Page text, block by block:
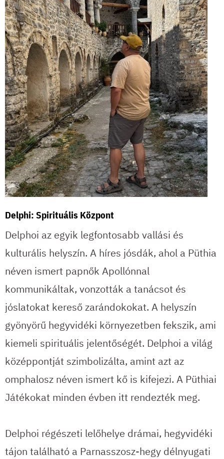
Delphi: Spirituális Központ
Delphoi az egyik legfontosabb vallási és
kulturális helyszín. A híres jósdák, ahol a Püthia
néven ismert papnők Apollónnal
kommunikáltak, vonzották a tanácsot és
jóslatokat kereső zarándokokat. A helyszín
gyönyörű hegyvidéki környezetben fekszik, ami
kiemeli spirituális jelentőségét. Delphoi a világ
középpontját szimbolizálta, amint azt az
omphalosz néven ismert kő is kifejezi. A Püthiai
Játékokat minden évben itt rendezték meg.
Delphoi régészeti lelőhelye drámai, hegyvidéki
tájon található a Parnasszosz-hegy délnyugati